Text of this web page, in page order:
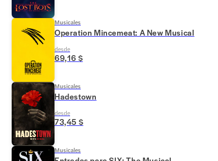
Musicales
Operation Mincemeat: A New Musical
desde
69,16 $
Musicales
Hadestown
desde
73,45 $
Musicales